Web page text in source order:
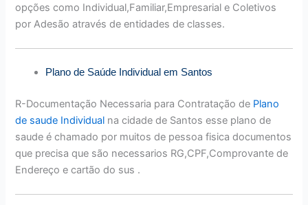
opções como Individual,Familiar,Empresarial e Coletivos
por Adesão através de entidades de classes.
Plano de Saúde Individual em Santos
R-Documentação Necessaria para Contratação de Plano
de saude Individual na cidade de Santos esse plano de
saude é chamado por muitos de pessoa fisica documentos
que precisa que são necessarios RG,CPF,Comprovante de
Endereço e cartão do sus .